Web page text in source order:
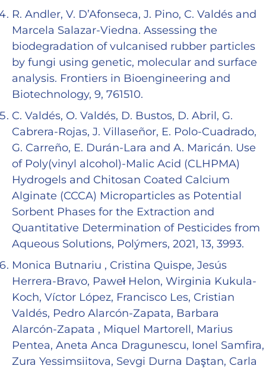
R. Andler, V. D’Afonseca, J. Pino, C. Valdés and
Marcela Salazar-Viedna. Assessing the
biodegradation of vulcanised rubber particles
by fungi using genetic, molecular and surface
analysis. Frontiers in Bioengineering and
Biotechnology, 9, 761510.
C. Valdés, O. Valdés, D. Bustos, D. Abril, G.
Cabrera-Rojas, J. Villaseñor, E. Polo-Cuadrado,
G. Carreño, E. Durán-Lara and A. Maricán. Use
of Poly(vinyl alcohol)-Malic Acid (CLHPMA)
Hydrogels and Chitosan Coated Calcium
Alginate (CCCA) Microparticles as Potential
Sorbent Phases for the Extraction and
Quantitative Determination of Pesticides from
Aqueous Solutions, Polýmers, 2021, 13, 3993.
Monica Butnariu , Cristina Quispe, Jesús
Herrera-Bravo, Paweł Helon, Wirginia Kukula-
Koch, Víctor López, Francisco Les, Cristian
Valdés, Pedro Alarcón-Zapata, Barbara
Alarcón-Zapata , Miquel Martorell, Marius
Pentea, Aneta Anca Dragunescu, Ionel Samfira,
Zura Yessimsiitova, Sevgi Durna Daştan, Carla